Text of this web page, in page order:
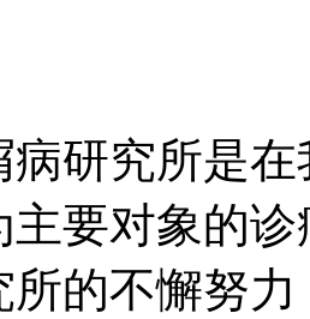
病研究所是
主要对象的
所的不懈努